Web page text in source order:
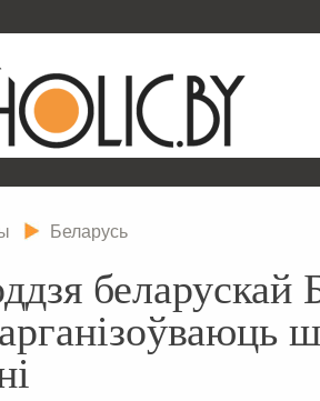
Беларусь
беларускай